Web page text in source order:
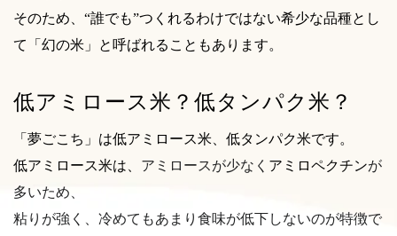
そのため、“誰でも”つくれるわけではない希少な品種とし
て「幻の米」と呼ばれることもあります。
低アミロース米？低タンパク米？
「夢ごこち」は低アミロース米、低タンパク米です。
低アミロース米は、 アミロースが少なく アミロペクチンが
多いため、
粘りが強く、冷めてもあまり食味が低下しないのが特徴で